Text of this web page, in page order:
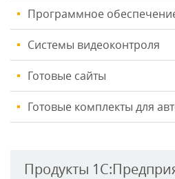
Программное
Системы видеоконтроля
Готовые сайты
Готовые комплекты для
Продукты